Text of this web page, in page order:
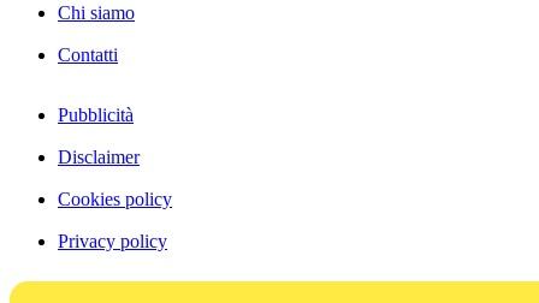
Chi siamo
Contatti
Pubblicità
Disclaimer
Cookies policy
Privacy policy